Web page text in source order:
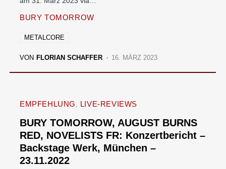
BURY TOMORROW
METALCORE
VON FLORIAN SCHAFFER 16. MÄRZ 2023
EMPFEHLUNG LIVE-REVIEWS
BURY TOMORROW, AUGUST BURNS
RED, NOVELISTS FR: Konzertbericht –
Backstage Werk, München –
23.11.2022